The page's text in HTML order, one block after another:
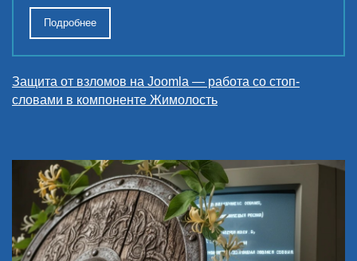
Подробнее
Защита от взломов на Joomla — работа со стоп-
словами в компоненте Жимолость